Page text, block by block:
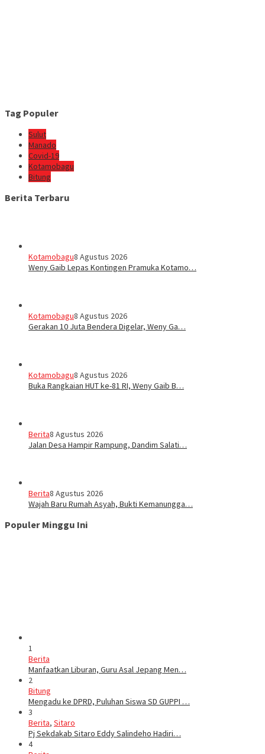
Tag Populer
Sulut
Manado
Covid-19
Kotamobagu
Bitung
Berita Terbaru
Kotamobagu8 Agustus 2026
Weny Gaib Lepas Kontingen Pramuka Kotamo…
Kotamobagu8 Agustus 2026
Gerakan 10 Juta Bendera Digelar, Weny Ga…
Kotamobagu8 Agustus 2026
Buka Rangkaian HUT ke-81 RI, Weny Gaib B…
Berita8 Agustus 2026
Jalan Desa Hampir Rampung, Dandim Salati…
Berita8 Agustus 2026
Wajah Baru Rumah Asyah, Bukti Kemanungga…
Populer Minggu Ini
1
Berita
Manfaatkan Liburan, Guru Asal Jepang Men…
2
Bitung
Mengadu ke DPRD, Puluhan Siswa SD GUPPI …
3
Berita, Sitaro
Pj Sekdakab Sitaro Eddy Salindeho Hadiri…
4